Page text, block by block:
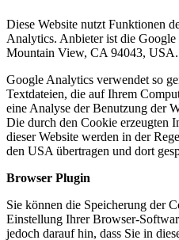
Diese Website nutzt Funktionen
Analytics. Anbieter ist die
Mountain View, CA 94043, USA.
Google Analytics verwendet so
Textdateien, die auf Ihrem
eine Analyse der Benutzung der
Die durch den Cookie erzeugten
dieser Website werden in der
den USA übertragen und dort
Browser Plugin
Sie können die Speicherung der
Einstellung Ihrer Browser-
jedoch darauf hin, dass Sie in